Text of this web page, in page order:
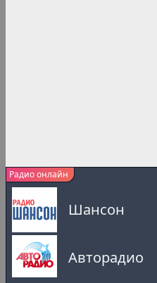
Радио онлайн
Шансон
Авторадио